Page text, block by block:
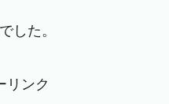
した。
リンク